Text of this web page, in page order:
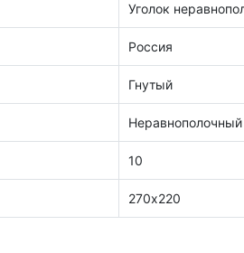
Уголок
Россия
Гнутый
Неравнополочный
10
270х220